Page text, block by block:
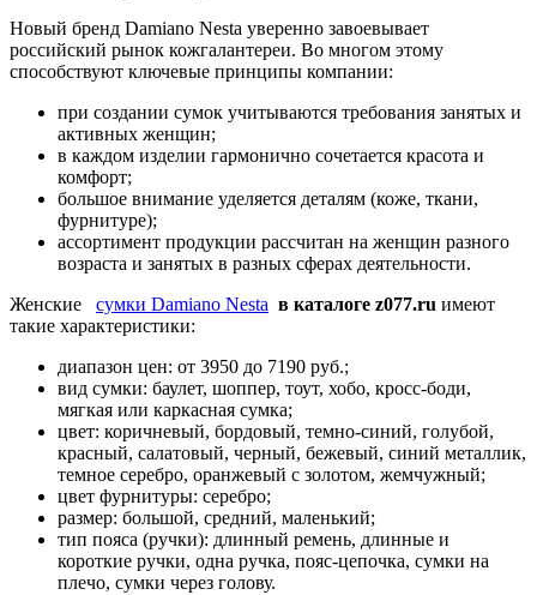
Новый бренд Damiano Nesta уверенно завоевывает
российский рынок кожгалантереи. Во многом этому
способствуют ключевые принципы компании:
при создании сумок учитываются требования занятых и
активных женщин;
в каждом изделии гармонично сочетается красота и
комфорт;
большое внимание уделяется деталям (коже, ткани,
фурнитуре);
ассортимент продукции рассчитан на женщин разного
возраста и занятых в разных сферах деятельности.
Женские сумки Damiano Nesta в каталоге z077.ru имеют
такие характеристики:
диапазон цен: от 3950 до 7190 руб.;
вид сумки: баулет, шоппер, тоут, хобо, кросс-боди,
мягкая или каркасная сумка;
цвет: коричневый, бордовый, темно-синий, голубой,
красный, салатовый, черный, бежевый, синий металлик,
темное серебро, оранжевый с золотом, жемчужный;
цвет фурнитуры: серебро;
размер: большой, средний, маленький;
тип пояса (ручки): длинный ремень, длинные и
короткие ручки, одна ручка, пояс-цепочка, сумки на
плечо, сумки через голову.